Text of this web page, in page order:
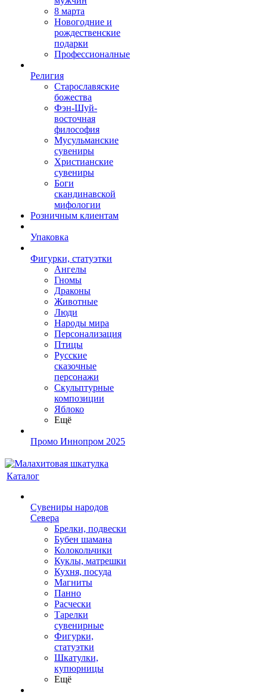
8 марта
Новогодние и
рождественские
подарки
Профессионалные
Религия
Старославяские
божества
Фэн-Шуй-
восточная
философия
Мусульманские
сувениры
Христианские
сувениры
Боги
скандинавской
мифологии
Розничным клиентам
Упаковка
Фигурки, статуэтки
Ангелы
Гномы
Драконы
Животные
Люди
Народы мира
Персонализация
Птицы
Русские
сказочные
персонажи
Скульптурные
композиции
Яблоко
Ещё
Промо Иннопром 2025
Каталог
Сувениры народов
Севера
Брелки, подвески
Бубен шамана
Колокольчики
Куклы, матрешки
Кухня, посуда
Магниты
Панно
Расчески
Тарелки
сувенирные
Фигурки,
статуэтки
Шкатулки,
купюрницы
Ещё